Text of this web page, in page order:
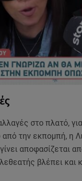
στο πλατό,
την εκπομπή, η
αποφασίζεται
βλέπει και